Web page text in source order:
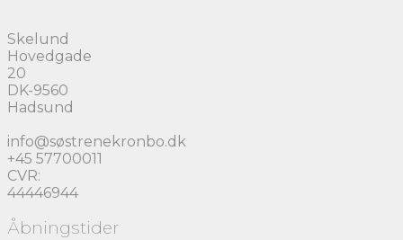
Skelund
Hovedgade
20
DK-9560
Hadsund
info@søstrenekronbo.dk
+45 57700011
CVR:
44446944
Åbningstider